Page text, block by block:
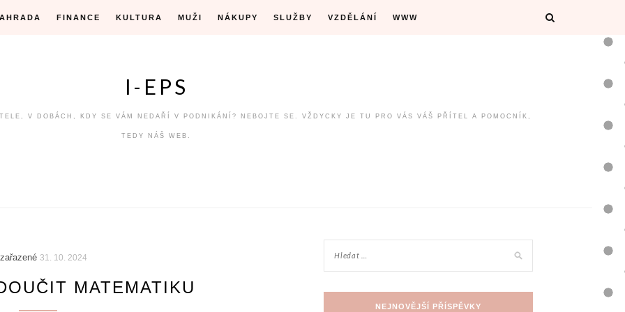
FINANCE KULTURA MUŽI NÁKUPY SLUŽBY VZDĚLÁNÍ WWW
I-EPS
V DOBÁCH, KDY SE VÁM NEDAŘÍ V PODNIKÁNÍ? NEBOJTE SE. VŽDYCKY JE TU PRO VÁS VÁŠ PŘÍTEL A POMOCNÍK,
TEDY NÁŠ WEB.
31. 10. 2024
MATEMATIKU
NEJNOVĚJŠÍ PŘÍSPĚVKY